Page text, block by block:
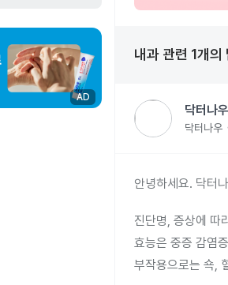
AD
내과 관련 1개의
닥터나
닥터나우
안녕하세요. 닥터
진단명, 증상에 따
효능은 중증 감염
부작용으로는 쇽,